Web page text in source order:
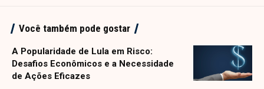
Você também pode gostar
A Popularidade de Lula em Risco:
Desafios Econômicos e a Necessidade
de Ações Eficazes